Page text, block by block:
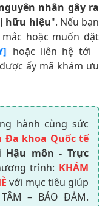
nhân gây ra
hữu hiệu". Nếu bạn
hoặc muốn đặt
hoặc liên hệ tới
ấy mã khám ưu
hành cùng sức
Đa khoa Quốc tế
Hậu môn - Trực
trình: KHÁM
với mục tiêu giúp
– BẢO ĐẢM.